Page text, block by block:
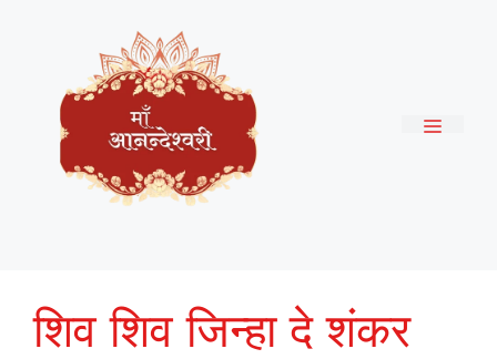
content
शिव शिव जिन्हा दे शंकर